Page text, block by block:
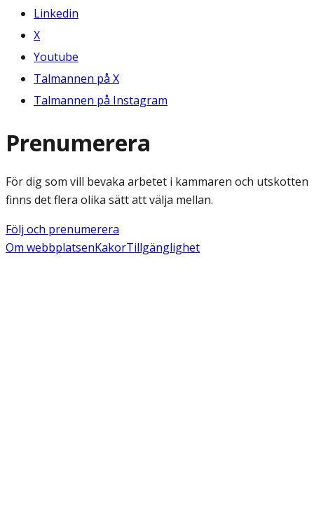
Linkedin
X
Youtube
Talmannen på X
Talmannen på Instagram
Prenumerera
För dig som vill bevaka arbetet i kammaren och utskotten
finns det flera olika sätt att välja mellan.
Följ och prenumerera
Om webbplatsenKakorTillgänglighet